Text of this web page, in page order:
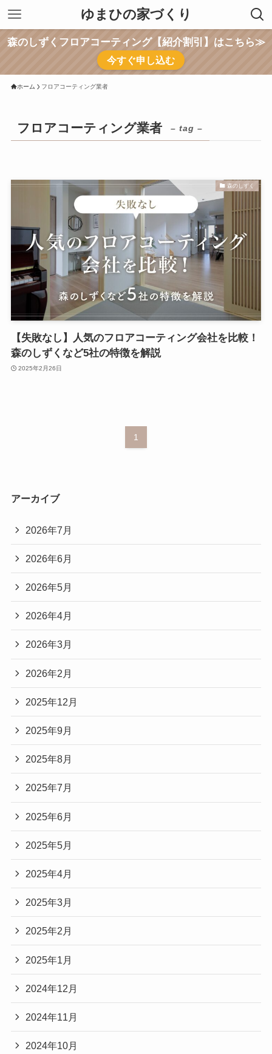
ゆまひの家づくり
森のしずくフロアコーティング【紹介割引】はこちら≫
今すぐ申し込む
ホーム フロアコーティング業者
フロアコーティング業者 – tag –
森のしずく
【失敗なし】人気のフロアコーティング会社を比較！
森のしずくなど5社の特徴を解説
2025年2月26日
1
アーカイブ
2026年7月
2026年6月
2026年5月
2026年4月
2026年3月
2026年2月
2025年12月
2025年9月
2025年8月
2025年7月
2025年6月
2025年5月
2025年4月
2025年3月
2025年2月
2025年1月
2024年12月
2024年11月
2024年10月